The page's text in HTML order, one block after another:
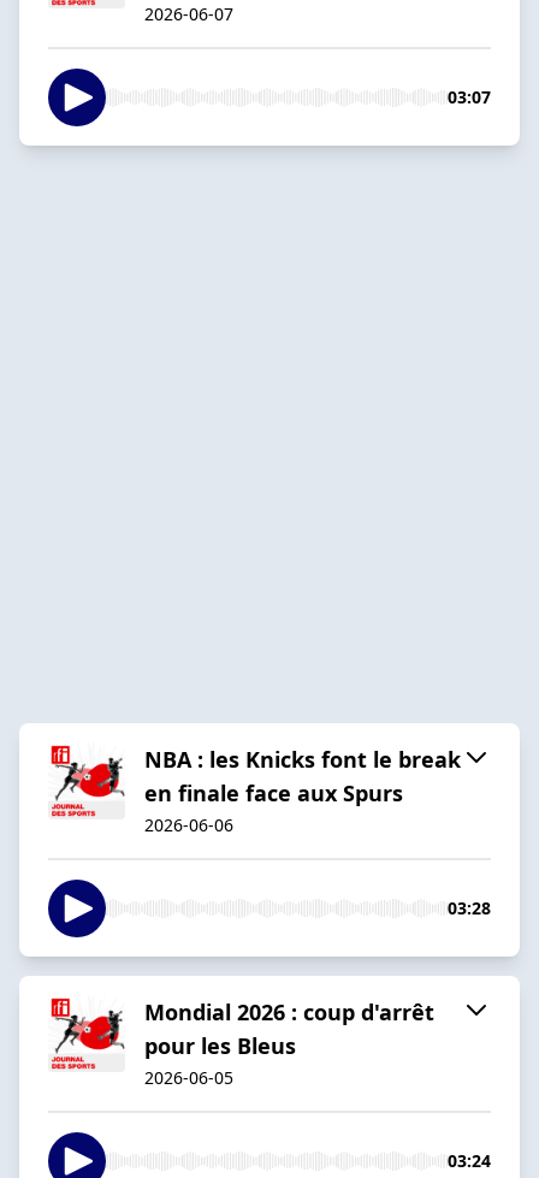
2026-06-07
03:07
NBA : les Knicks font le break
en finale face aux Spurs
2026-06-06
03:28
Mondial 2026 : coup d'arrêt
pour les Bleus
2026-06-05
03:24